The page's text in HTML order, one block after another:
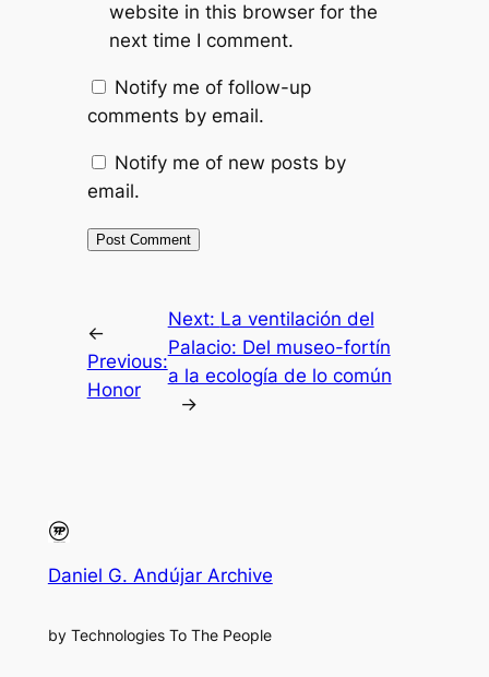
website in this browser for the
next time I comment.
Notify me of follow-up
comments by email.
Notify me of new posts by
email.
←
Previous:
Honor
Next: La ventilación del
Palacio: Del museo-fortín
a la ecología de lo común
→
Daniel G. Andújar Archive
by Technologies To The People